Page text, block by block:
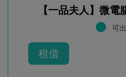
【一品夫人】微電
可
租借